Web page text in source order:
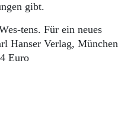
gibt.
tens. Für ein neues
Hanser Verlag, München
Euro